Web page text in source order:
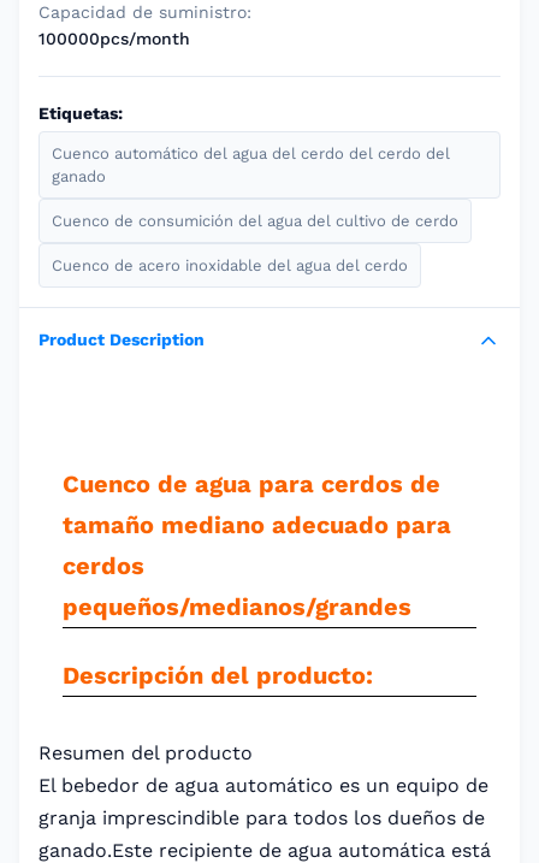
Capacidad de suministro:
100000pcs/month
Etiquetas:
Cuenco automático del agua del cerdo del cerdo del
ganado
Cuenco de consumición del agua del cultivo de cerdo
Cuenco de acero inoxidable del agua del cerdo
Product Description
Cuenco de agua para cerdos de
tamaño mediano adecuado para
cerdos
pequeños/medianos/grandes
Descripción del producto:
Resumen del producto
El bebedor de agua automático es un equipo de
granja imprescindible para todos los dueños de
ganado.Este recipiente de agua automática está